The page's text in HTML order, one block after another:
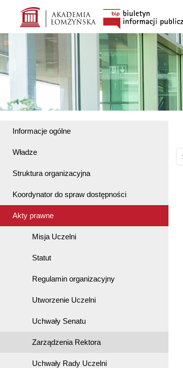
Informacje ogólne
Władze
Struktura organizacyjna
Koordynator do spraw dostępności
Akty prawne
Misja Uczelni
Statut
Regulamin organizacyjny
Utworzenie Uczelni
Uchwały Senatu
Zarządzenia Rektora
Uchwały Rady Uczelni